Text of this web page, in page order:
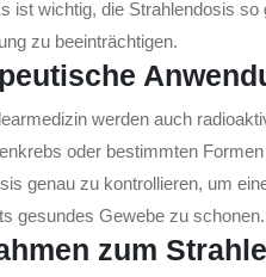
ist wichtig, die Strahlendosis
zu beeinträchtigen.
werden auch
oder bestimmten
genau zu kontrollieren, um
gesundes Gewebe zu schonen.
zum